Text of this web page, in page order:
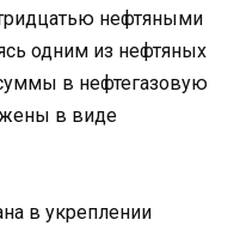
нефтяными
одним из нефтяных
в нефтегазовую
в виде
в укреплении